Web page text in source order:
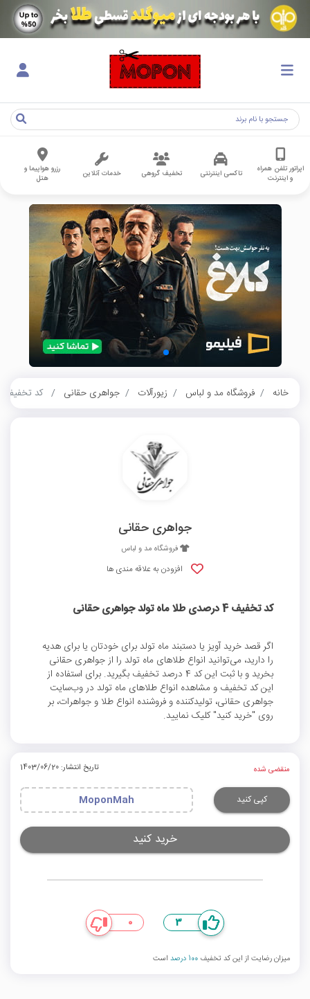
اپراتور تلفن همراه
و اینترنت
تاکسی اینترنتی تخفیف گروهی خدمات آنلاین
رزرو هواپیما و
هتل
خانه فروشگاه مد و لباس زیورآلات جواهری حقانی کد تخفیف 4 درصدی طلا ماه تولد جواهری حقانی
جواهری حقانی
فروشگاه مد و لباس
افزودن به علاقه مندی ها
کد تخفیف 4 درصدی طلا ماه تولد جواهری حقانی
اگر قصد خرید آویز یا دستبند ماه تولد برای خودتان یا برای هدیه
را دارید، می‌توانید انواع طلاهای ماه تولد را از جواهری حقانی
بخرید و با ثبت این کد 4 درصد تخفیف بگیرید. برای استفاده از
این کد تخفیف و مشاهده انواع طلاهای ماه تولد در وب‌سایت
جواهری حقانی، تولید‌کننده و فروشنده انواع طلا و جواهرات، بر
روی "خرید کنید" کلیک نمایید.
منقضی شده تاریخ انتشار: 1403/06/20
کپی کنید MoponMah
خرید کنید
3
0
میزان رضایت از این کد تخفیف 100 درصد است